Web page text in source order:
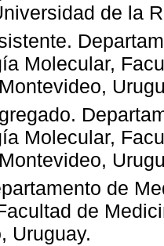
de la
Molecular,
Molecular,
de
de
Uruguay.